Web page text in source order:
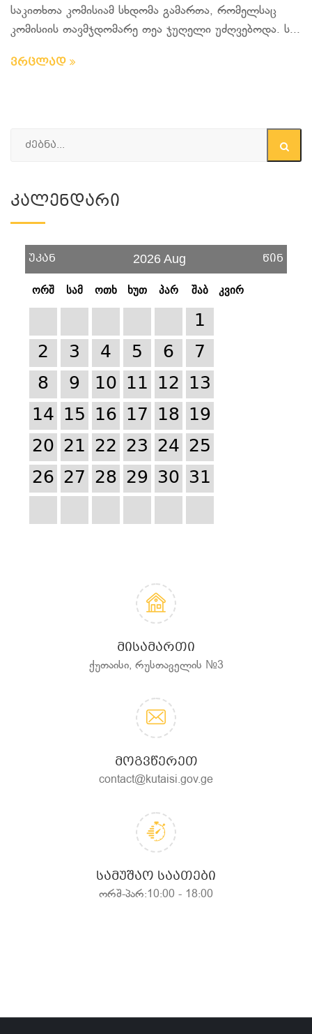
საკითხთა კომისიამ სხდომა გამართა, რომელსაც
კომისიის თავმჯდომარე თეა ჯუღელი უძღვებოდა. ს...
ვრცლად
Კალენდარი
უკან 2026 Aug წინ
ორშ სამ ოთხ ხუთ პარ შაბ კვირ
1
2
3 4 5 6
7
8
9 10 11 12 13
14 15 16 17 18 19
20 21 22 23 24 25
26 27 28 29 30 31
ᲛᲘᲡᲐᲛᲐᲠᲗᲘ
ქუთაისი, რუსთაველის №3
ᲛᲝᲒᲕᲬᲔᲠᲔᲗ
contact@kutaisi.gov.ge
ᲡᲐᲛᲣᲨᲐᲝ ᲡᲐᲐᲗᲔᲑᲘ
ორშ-პარ:10:00 - 18:00